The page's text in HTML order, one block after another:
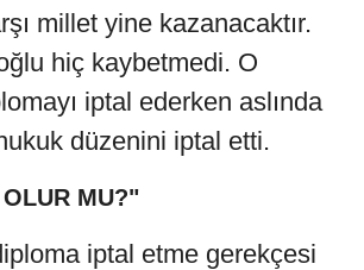
millet yine kazanacaktır.
hiç kaybetmedi. O
iptal ederken aslında
düzenini iptal etti.
MU?"
iptal etme gerekçesi